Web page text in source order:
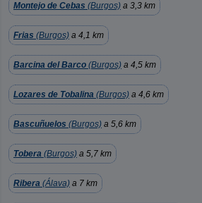
Montejo de Cebas (Burgos) a 3,3 km
Frias (Burgos) a 4,1 km
Barcina del Barco (Burgos) a 4,5 km
Lozares de Tobalina (Burgos) a 4,6 km
Bascuñuelos (Burgos) a 5,6 km
Tobera (Burgos) a 5,7 km
Ribera (Álava) a 7 km